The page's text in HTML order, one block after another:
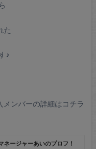
た
♪
メンバーの詳細はコチラ
ネージャーあいのプロフ！